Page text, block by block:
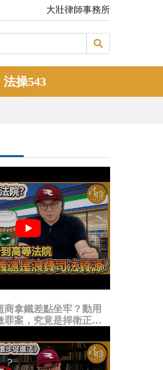
大壯律師事務所
法操543
商拿鐵差點坐牢？動用
罪案，究竟是捍衛正義